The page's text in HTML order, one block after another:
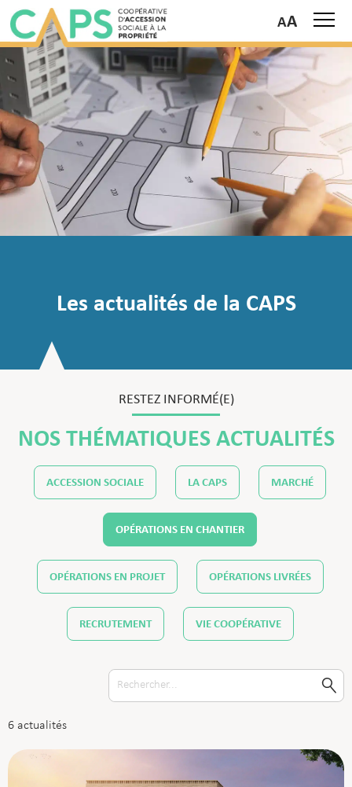
Les actualités de la CAPS
RESTEZ INFORMÉ(E)
NOS THÉMATIQUES ACTUALITÉS
ACCESSION SOCIALE LA CAPS MARCHÉ
OPÉRATIONS EN CHANTIER
OPÉRATIONS EN PROJET OPÉRATIONS LIVRÉES
RECRUTEMENT VIE COOPÉRATIVE
6 actualités
A